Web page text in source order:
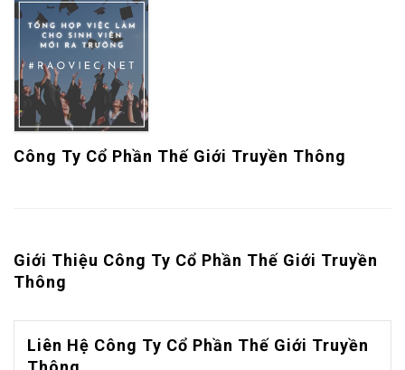
Công Ty Cổ Phần Thế Giới Truyền Thông
Giới Thiệu Công Ty Cổ Phần Thế Giới Truyền
Thông
Liên Hệ Công Ty Cổ Phần Thế Giới Truyền